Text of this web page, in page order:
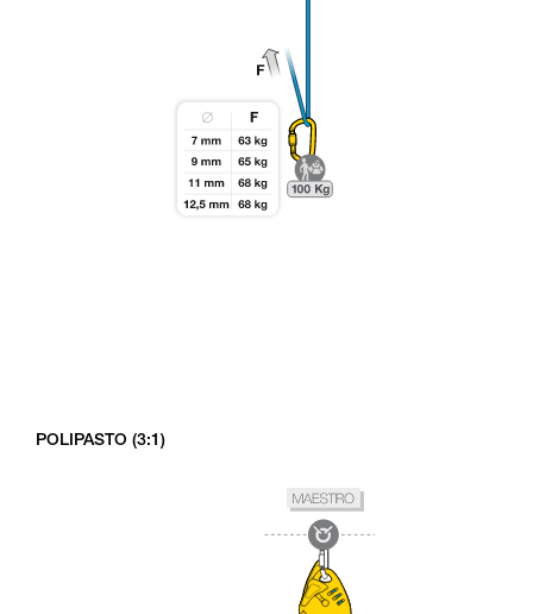
POLIPASTO (3:1)